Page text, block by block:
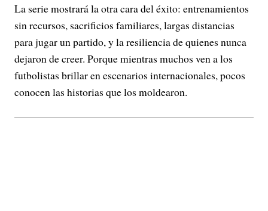
La serie mostrará la otra cara del éxito: entrenamientos
sin recursos, sacrificios familiares, largas distancias
para jugar un partido, y la resiliencia de quienes nunca
dejaron de creer. Porque mientras muchos ven a los
futbolistas brillar en escenarios internacionales, pocos
conocen las historias que los moldearon.